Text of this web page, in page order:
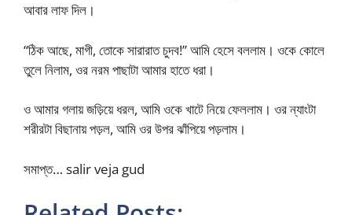
আবার লাফ দিল।
“ঠিক আছে, মাগী, তোকে সারারাত চুদব!” আমি হেসে বললাম। ওকে কোলে
তুলে নিলাম, ওর নরম পাছাটা আমার হাতে ধরা।
ও আমার গলায় জড়িয়ে ধরল, আমি ওকে খাটে নিয়ে ফেললাম। ওর ন্যাংটা
শরীরটা বিছানায় পড়ল, আমি ওর উপর ঝাঁপিয়ে পড়লাম।
সমাপ্ত… salir veja gud